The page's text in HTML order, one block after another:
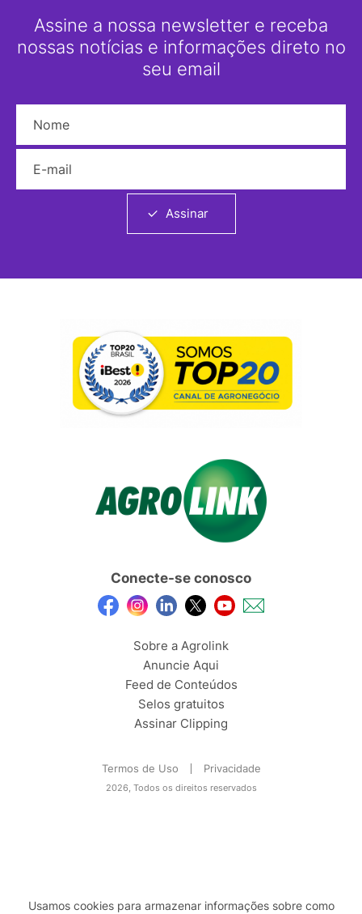
Assine a nossa newsletter e receba
nossas notícias e informações direto no
seu email
Assinar
Conecte-se conosco
Sobre a Agrolink
Anuncie Aqui
Feed de Conteúdos
Selos gratuitos
Assinar Clipping
Termos de Uso Privacidade
2026, Todos os direitos reservados
Usamos cookies para armazenar informações sobre como